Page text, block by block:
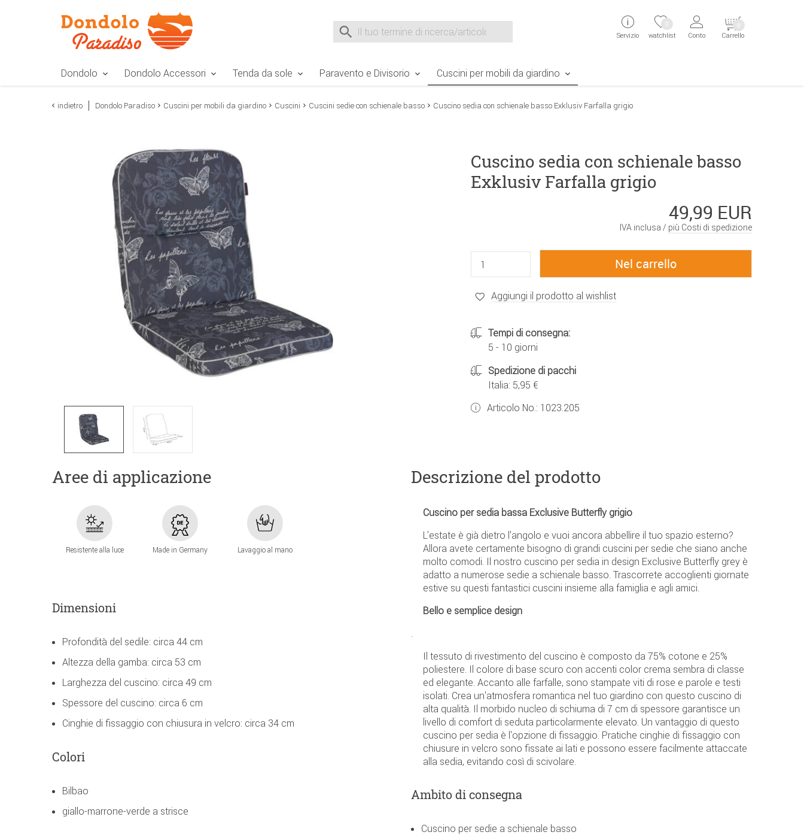
Suche nach
Servizio watchlist
0
Conto Carrello
0
Dondolo Dondolo Accessori Tenda da sole Paravento e Divisorio Cuscini per mobili da giardino
indietro Dondolo Paradiso Cuscini per mobili da giardino Cuscini Cuscini sedie con schienale basso Cuscino sedia con schienale basso Exklusiv Farfalla grigio
Cuscino sedia con schienale basso
Exklusiv Farfalla grigio
49,99 EUR
IVA inclusa / più Costi di spedizione
Aggiungi il prodotto al wishlist
Tempi di consegna:
5 - 10 giorni
Spedizione di pacchi
Italia: 5,95 €
Articolo No.: 1023.205
Aree di applicazione
Resistente alla luce Made in Germany Lavaggio al mano
Dimensioni
Profondità del sedile: circa 44 cm
Altezza della gamba: circa 53 cm
Larghezza del cuscino: circa 49 cm
Spessore del cuscino: circa 6 cm
Cinghie di fissaggio con chiusura in velcro: circa 34 cm
Colori
Bilbao
giallo-marrone-verde a strisce
Descrizione del prodotto
Cuscino per sedia bassa Exclusive Butterfly grigio
L'estate è già dietro l'angolo e vuoi ancora abbellire il tuo spazio esterno?
Allora avete certamente bisogno di grandi cuscini per sedie che siano anche
molto comodi. Il nostro cuscino per sedia in design Exclusive Butterfly grey è
adatto a numerose sedie a schienale basso. Trascorrete accoglienti giornate
estive su questi fantastici cuscini insieme alla famiglia e agli amici.
Bello e semplice design
Il tessuto di rivestimento del cuscino è composto da 75% cotone e 25%
poliestere. Il colore di base scuro con accenti color crema sembra di classe
ed elegante. Accanto alle farfalle, sono stampate viti di rose e parole e testi
isolati. Crea un'atmosfera romantica nel tuo giardino con questo cuscino di
alta qualità. Il morbido nucleo di schiuma di 7 cm di spessore garantisce un
livello di comfort di seduta particolarmente elevato. Un vantaggio di questo
cuscino per sedia è l'opzione di fissaggio. Pratiche cinghie di fissaggio con
chiusure in velcro sono fissate ai lati e possono essere facilmente attaccate
alla sedia, evitando così di scivolare.
Ambito di consegna
Cuscino per sedie a schienale basso